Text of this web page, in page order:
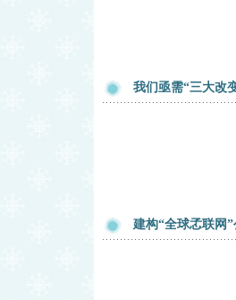
我们亟需“三大改
建构“全球孞联网